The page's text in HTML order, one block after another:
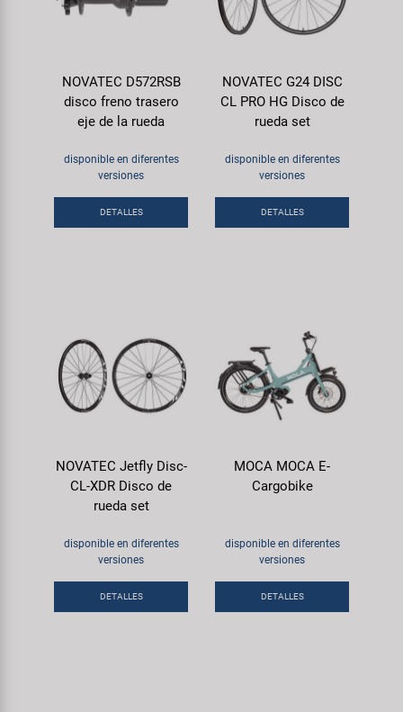
NOVATEC D572RSB
disco freno trasero
eje de la rueda
disponible en diferentes
versiones
DETALLES
NOVATEC G24 DISC
CL PRO HG Disco de
rueda set
disponible en diferentes
versiones
DETALLES
NOVATEC Jetfly Disc-
CL-XDR Disco de
rueda set
disponible en diferentes
versiones
DETALLES
MOCA MOCA E-
Cargobike
disponible en diferentes
versiones
DETALLES